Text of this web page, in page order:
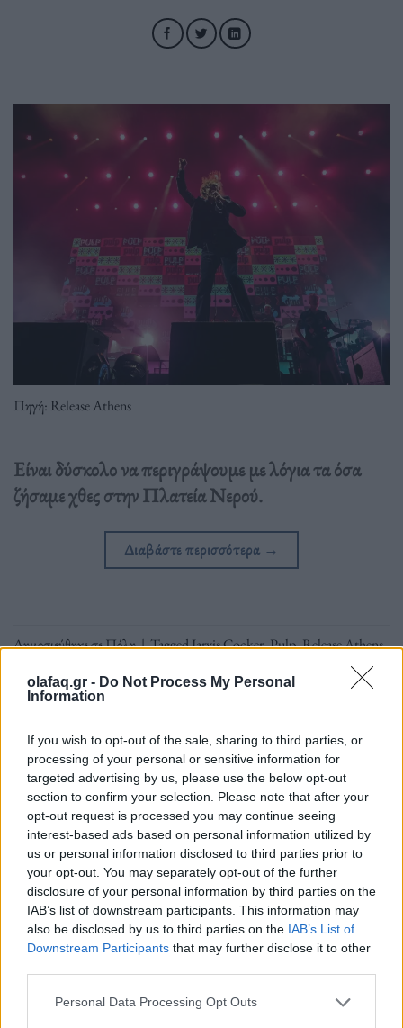
olafaq.gr - Do Not Process My Personal
Information
If you wish to opt-out of the sale, sharing to third parties, or
processing of your personal or sensitive information for
targeted advertising by us, please use the below opt-out
section to confirm your selection. Please note that after your
opt-out request is processed you may continue seeing
interest-based ads based on personal information utilized by
us or personal information disclosed to third parties prior to
your opt-out. You may separately opt-out of the further
disclosure of your personal information by third parties on the
IAB’s list of downstream participants. This information may
also be disclosed by us to third parties on the IAB’s List of
Downstream Participants that may further disclose it to other
Personal Data Processing Opt Outs
Πηγή: Release Athens
Είναι δύσκολο να περιγράψουμε με λόγια τα όσα
ζήσαμε χθες στην Πλατεία Νερού.
Διαβάστε περισσότερα →
Δημοσιεύθηκε σεΠόλη|TaggedJarvis Cocker,Pulp,Release Athens
Πλατεία Νερού
Τρόπος Ζωής
Φωτογραφίες από το απόλυτο dance party της 3ης ημέρας του
Release Athens 2024
Το Release Athens 2024 συνεχίζεται
την Πέμπτη 20 Ιουνίου, με τις
πολυαναμενόμενες εμφανίσεις των Pulp,